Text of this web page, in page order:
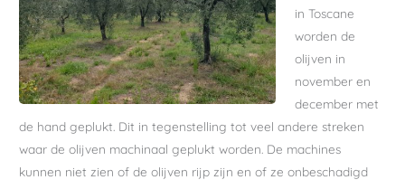
in Toscane
worden de
olijven in
november en
december met
de hand geplukt. Dit in tegenstelling tot veel andere streken
waar de olijven machinaal geplukt worden. De machines
kunnen niet zien of de olijven rijp zijn en of ze onbeschadigd